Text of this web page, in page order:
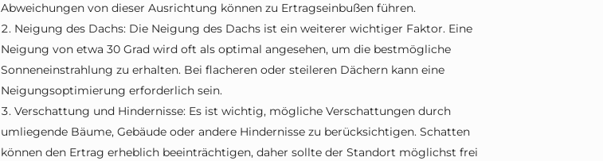
Abweichungen von dieser Ausrichtung können zu Ertragseinbußen führen.
Neigung des Dachs: Die Neigung des Dachs ist ein weiterer wichtiger Faktor. Eine
Neigung von etwa 30 Grad wird oft als optimal angesehen, um die bestmögliche
Sonneneinstrahlung zu erhalten. Bei flacheren oder steileren Dächern kann eine
Neigungsoptimierung erforderlich sein.
Verschattung und Hindernisse: Es ist wichtig, mögliche Verschattungen durch
umliegende Bäume, Gebäude oder andere Hindernisse zu berücksichtigen. Schatten
können den Ertrag erheblich beeinträchtigen, daher sollte der Standort möglichst frei